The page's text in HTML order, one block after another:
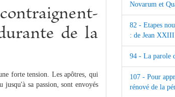
de la
forte tension. Les apôtres, qui
sa passion, sont envoyés
Novarum et
82 - Etapes
: de Jean
94 - La parole
107 - Pour
rénové de la